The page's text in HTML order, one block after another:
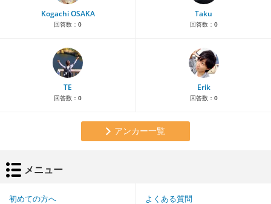
Kogachi OSAKA
回答数： 0
Taku
回答数： 0
TE
回答数： 0
Erik
回答数： 0
アンカー一覧
メニュー
初めての方へ よくある質問